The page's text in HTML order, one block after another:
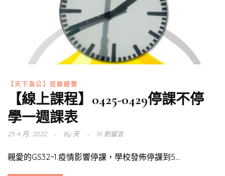
【天下為公】班級經營
【線上課程】0425-0429停課不停
學一週課表
25 4 月, 2022 By天 16 則留言
親愛的GS32~1.疫情影響停課，學校發佈停課到5...